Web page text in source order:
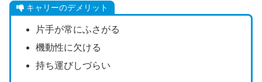
キャリーのデメリット
片手が常にふさがる
機動性に欠ける
持ち運びしづらい